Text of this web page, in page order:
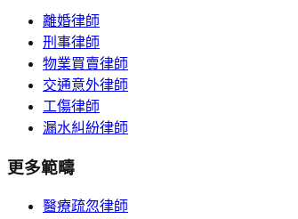
離婚律師
刑事律師
物業買賣律師
交通意外律師
工傷律師
漏水糾紛律師
更多範疇
醫療疏忽律師